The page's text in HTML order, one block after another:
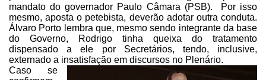
mandato do governador Paulo Câmara (PSB). Por isso
mesmo, aposta o petebista, deverão adotar outra conduta.
Álvaro Porto lembra que, mesmo sendo integrante da base
do Governo, Rodrigo tinha queixa do tratamento
dispensado a ele por Secretários, tendo, inclusive,
externado a insatisfação em discursos no Plenário.
Caso se